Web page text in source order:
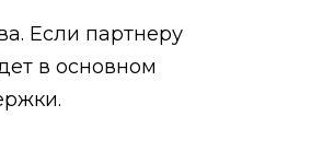
Если партнеру
в основном